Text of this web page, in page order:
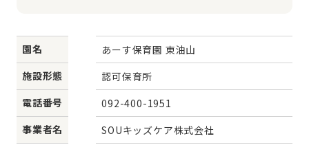
園名
あーす保育園 東油山
施設形態
認可保育所
電話番号
092-400-1951
事業者名
SOUキッズケア株式会社